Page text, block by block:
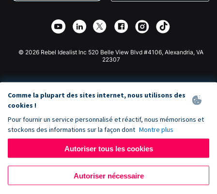
Partenariat d'affiliation
Bibliothèque
Application de don Webflow
Don Joomla
© 2026 Rebel Idealist Inc 520 Belle View Blvd #4106, Alexandria, VA
22307
Comme la plupart des sites internet, nous utilisons des
cookies !
Pour fournir un service personnalisé et réactif, nous mémorisons et
stockons des informations sur la façon dont Montre plus
Autoriser tous les cookies
Autoriser nécessaire